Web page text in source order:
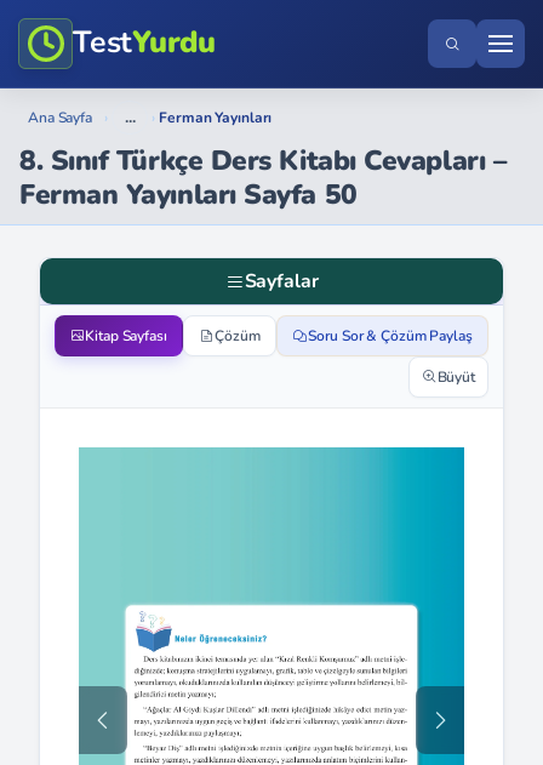
TestYurdu
Ana Sayfa › ... › Ferman Yayınları
8. Sınıf Türkçe Ders Kitabı Cevapları –
Ferman Yayınları Sayfa 50
Sayfalar
Kitap Sayfası Çözüm Soru Sor & Çözüm Paylaş
Büyüt